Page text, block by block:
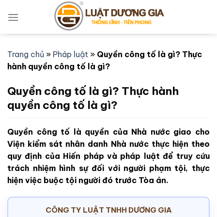
qua
Trang chủ » Pháp luật » Quyền công tố là gì? Thực
hành quyền công tố là gì?
Quyền công tố là gì? Thực hành
quyền công tố là gì?
Quyền công tố là quyền của Nhà nước giao cho
Viện kiểm sát nhân danh Nhà nước thực hiện theo
quy định của Hiến pháp và pháp luật để truy cứu
trách nhiệm hình sự đối với người phạm tội, thực
hiện việc buộc tội người đó trước Tòa án.
CÔNG TY LUẬT TNHH DƯƠNG GIA